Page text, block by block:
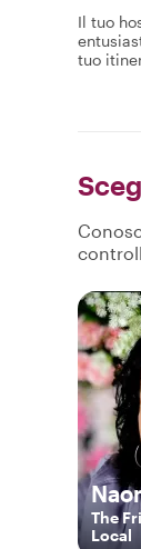
Il tuo
tuo
The
Local